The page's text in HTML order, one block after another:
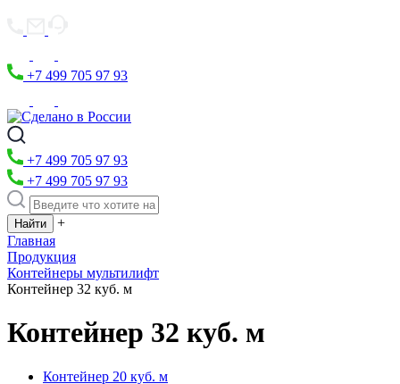
+7 499 705 97 93
+7 499 705 97 93
+7 499 705 97 93
+
Главная
Продукция
Контейнеры мультилифт
Контейнер 32 куб. м
Контейнер 32 куб. м
Контейнер 20 куб. м